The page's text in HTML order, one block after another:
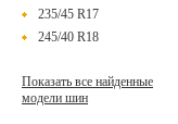
235/45 R17
245/40 R18
Показать все найденные
модели шин